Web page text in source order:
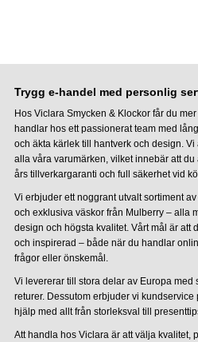
Trygg e-handel med personlig
Hos Viclara Smycken & Klockor får du
handlar hos ett passionerat team med
och äkta kärlek till hantverk och design.
alla våra varumärken, vilket innebär att
års tillverkargaranti och full säkerhet vid
Vi erbjuder ett noggrant utvalt sortiment
och exklusiva väskor från Mulberry – alla
design och högsta kvalitet. Vårt mål är att
och inspirerad – både när du handlar
frågor eller önskemål.
Vi levererar till stora delar av Europa
returer. Dessutom erbjuder vi
hjälp med allt från storleksval till
Att handla hos Viclara är att välja kvalitet,